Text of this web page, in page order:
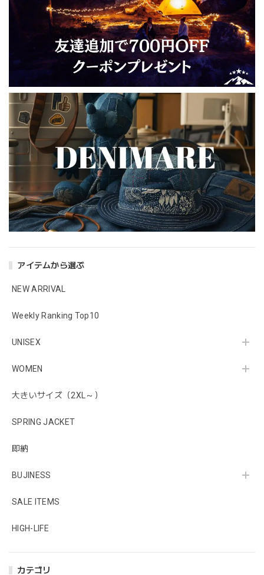
アイテムから選ぶ
NEW ARRIVAL
Weekly Ranking Top10
UNISEX
WOMEN
大きいサイズ（2XL～）
SPRING JACKET
即納
BUJINESS
SALE ITEMS
HIGH-LIFE
カテゴリ